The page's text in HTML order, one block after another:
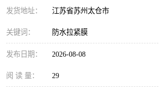
发货地址： 江苏省苏州太仓市
关键词： 防水拉紧膜
发布日期： 2026-08-08
阅 读 量： 29